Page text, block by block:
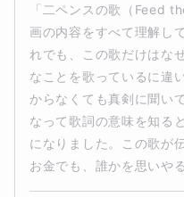
「二ペンスの歌（Feed
画の内容をすべて理解し
れでも、この歌だけはな
なことを歌っているに違
からなくても真剣に聞い
なって歌詞の意味を知る
になりました。この歌が
お金でも、誰かを思いや